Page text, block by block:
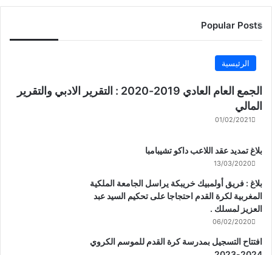
Popular Posts
الرئيسية
الجمع العام العادي 2019-2020 : التقرير الادبي والتقرير
المالي
01/02/2021
بلاغ تمديد عقد اللاعب داكو تشيبامبا
13/03/2020
بلاغ : فريق أولمبيك خريبكة يراسل الجامعة الملكية
المغربية لكرة القدم احتجاجا على تحكيم السيد عبد
العزيز لمسلك .
06/02/2020
افتتاح التسجيل بمدرسة كرة القدم للموسم الكروي